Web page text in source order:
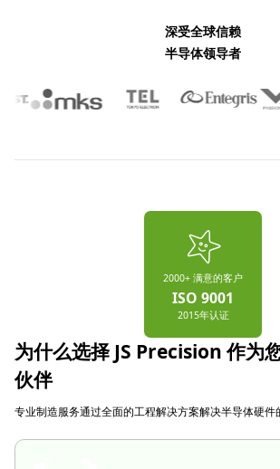
深受全球信赖
半导体领导者
2000+ 满意的客户
ISO 9001
2015年认证
为什么选择 JS Precision 作为
伙伴
专业制造服务通过全面的工程解决方案解决半导体硬件